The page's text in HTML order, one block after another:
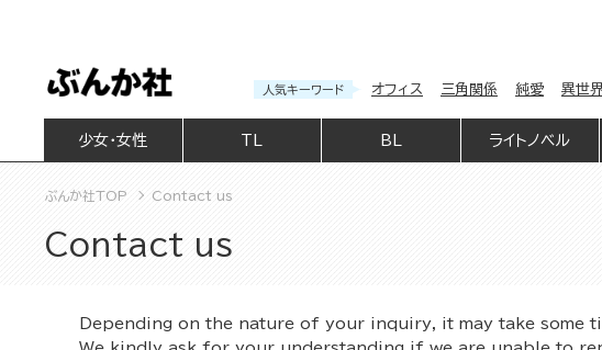
人気キーワード オフィス 三角関係 純愛 異世
少女・女性 BL ライトノベル
ぶんか社TOP Contact us
Contact us
Depending on the nature of your inquiry, it may take some